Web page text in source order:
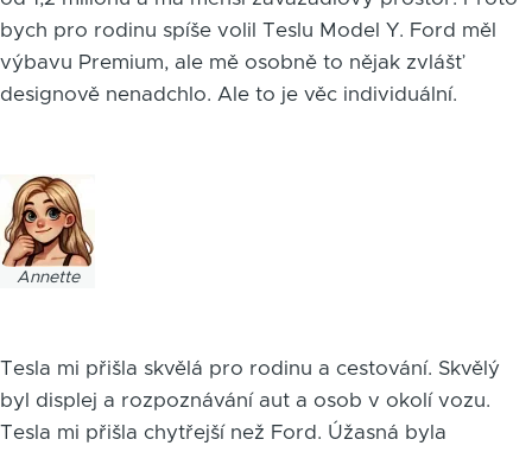
bych pro rodinu spíše volil Teslu Model Y. Ford měl
výbavu Premium, ale mě osobně to nějak zvlášť
designově nenadchlo. Ale to je věc individuální.
Obrázek
Annette
Tesla mi přišla skvělá pro rodinu a cestování. Skvělý
byl displej a rozpoznávání aut a osob v okolí vozu.
Tesla mi přišla chytřejší než Ford. Úžasná byla